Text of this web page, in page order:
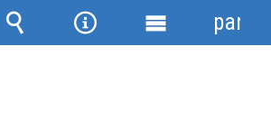
Wyszukiwarka
NarzędziaMenu
panel